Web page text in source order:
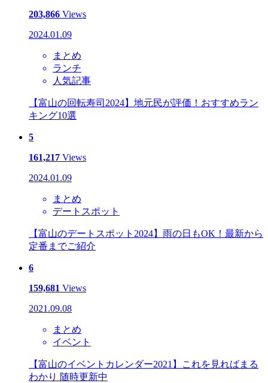
203,866 Views
2024.01.09
まとめ
ランチ
人気記事
【富山の回転寿司2024】地元民が評価！おすすめラン
キング10選
5
161,217 Views
2024.01.09
まとめ
デートスポット
【富山のデートスポット2024】雨の日もOK！最新から
定番までご紹介
6
159,681 Views
2021.09.08
まとめ
イベント
【富山のイベントカレンダー2021】これを見ればまる
わかり 随時更新中